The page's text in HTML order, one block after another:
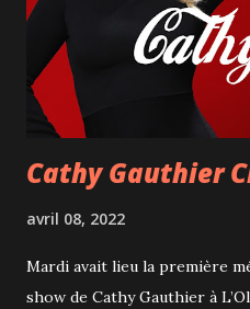
et de parler vite! Tout au
parfois très fort, mais on
sens de la vie, à la valeur des
Cathy Gauthier
avril 08, 2022
Mardi avait lieu la première
show de Cathy Gauthier à